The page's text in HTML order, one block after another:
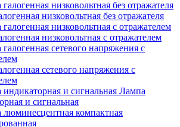
низковольтная без отражателя
низковольтная с отражателем
сетевого напряжения с
Лампа
и сигнальная